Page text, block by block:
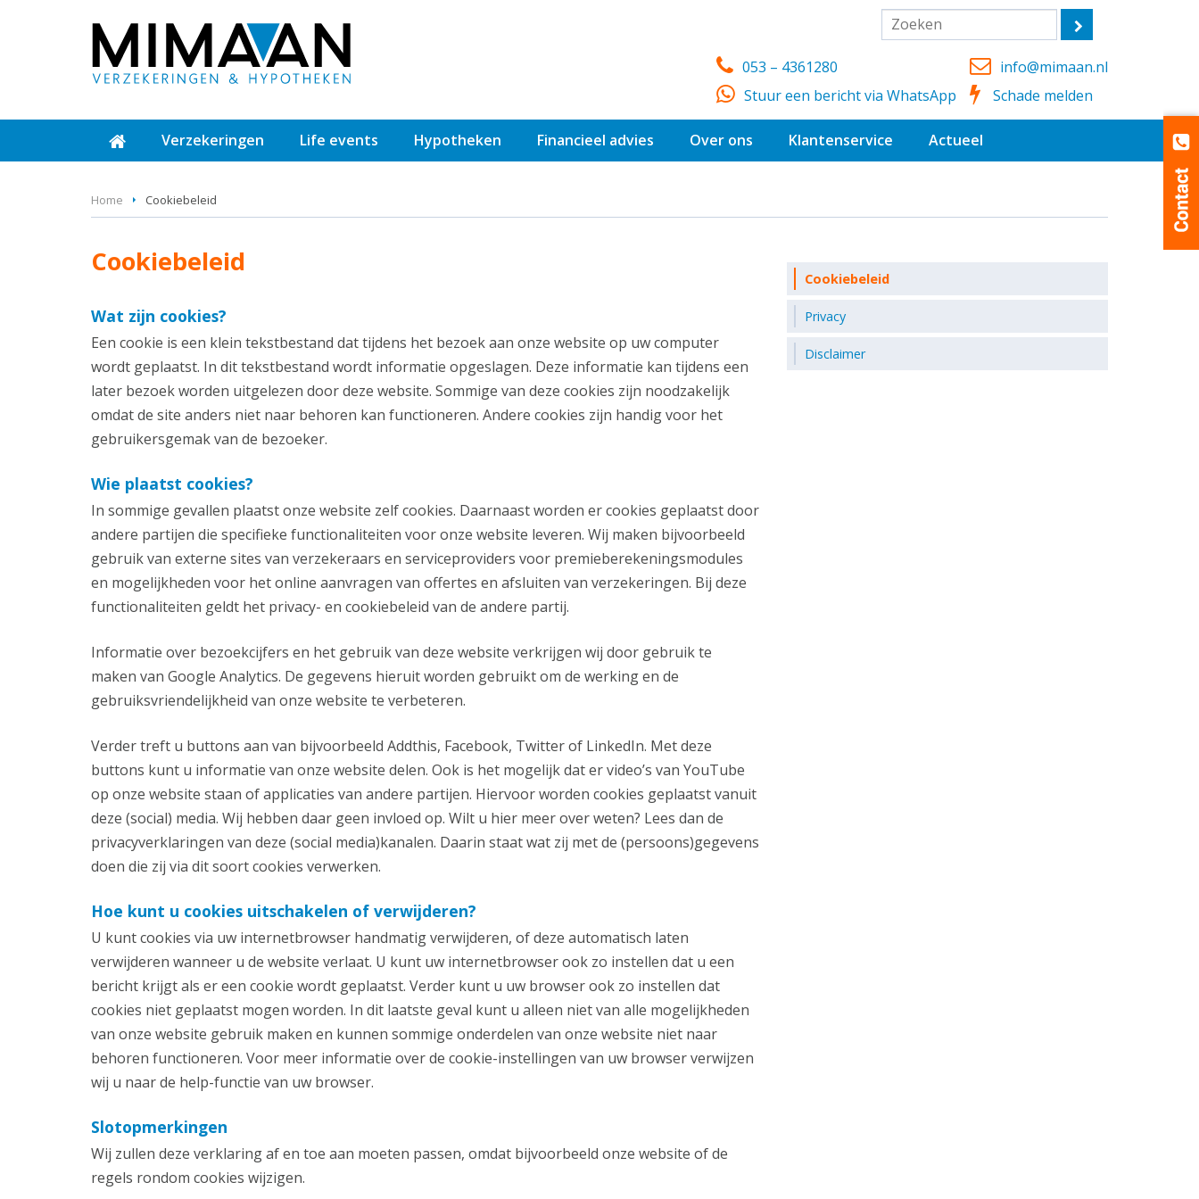
053 – 4361280
Stuur een bericht via WhatsApp
info@mimaan.nl
Schade melden
Verzekeringen Life events Hypotheken Financieel advies Over ons Klantenservice Actueel
Home Cookiebeleid
Cookiebeleid
Wat zijn cookies?
Een cookie is een klein tekstbestand dat tijdens het bezoek aan onze website op uw computer
wordt geplaatst. In dit tekstbestand wordt informatie opgeslagen. Deze informatie kan tijdens een
later bezoek worden uitgelezen door deze website. Sommige van deze cookies zijn noodzakelijk
omdat de site anders niet naar behoren kan functioneren. Andere cookies zijn handig voor het
gebruikersgemak van de bezoeker.
Wie plaatst cookies?
In sommige gevallen plaatst onze website zelf cookies. Daarnaast worden er cookies geplaatst door
andere partijen die specifieke functionaliteiten voor onze website leveren. Wij maken bijvoorbeeld
gebruik van externe sites van verzekeraars en serviceproviders voor premieberekeningsmodules
en mogelijkheden voor het online aanvragen van offertes en afsluiten van verzekeringen. Bij deze
functionaliteiten geldt het privacy- en cookiebeleid van de andere partij.
Informatie over bezoekcijfers en het gebruik van deze website verkrijgen wij door gebruik te
maken van Google Analytics. De gegevens hieruit worden gebruikt om de werking en de
gebruiksvriendelijkheid van onze website te verbeteren.
Verder treft u buttons aan van bijvoorbeeld Addthis, Facebook, Twitter of LinkedIn. Met deze
buttons kunt u informatie van onze website delen. Ook is het mogelijk dat er video’s van YouTube
op onze website staan of applicaties van andere partijen. Hiervoor worden cookies geplaatst vanuit
deze (social) media. Wij hebben daar geen invloed op. Wilt u hier meer over weten? Lees dan de
privacyverklaringen van deze (social media)kanalen. Daarin staat wat zij met de (persoons)gegevens
doen die zij via dit soort cookies verwerken.
Hoe kunt u cookies uitschakelen of verwijderen?
U kunt cookies via uw internetbrowser handmatig verwijderen, of deze automatisch laten
verwijderen wanneer u de website verlaat. U kunt uw internetbrowser ook zo instellen dat u een
bericht krijgt als er een cookie wordt geplaatst. Verder kunt u uw browser ook zo instellen dat
cookies niet geplaatst mogen worden. In dit laatste geval kunt u alleen niet van alle mogelijkheden
van onze website gebruik maken en kunnen sommige onderdelen van onze website niet naar
behoren functioneren. Voor meer informatie over de cookie-instellingen van uw browser verwijzen
wij u naar de help-functie van uw browser.
Slotopmerkingen
Wij zullen deze verklaring af en toe aan moeten passen, omdat bijvoorbeeld onze website of de
regels rondom cookies wijzigen.
Cookiebeleid
Privacy
Disclaimer